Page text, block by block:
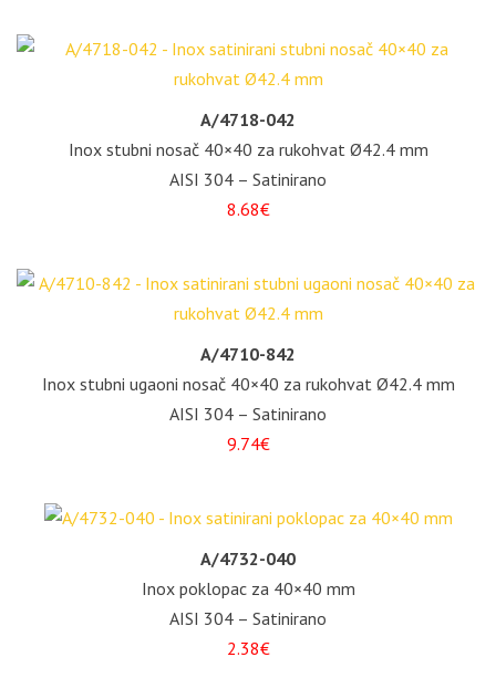
A/4718-042
Inox stubni nosač 40×40 za rukohvat Ø42.4 mm
AISI 304 – Satinirano
8.68€
A/4710-842
Inox stubni ugaoni nosač 40×40 za rukohvat Ø42.4 mm
AISI 304 – Satinirano
9.74€
A/4732-040
Inox poklopac za 40×40 mm
AISI 304 – Satinirano
2.38€